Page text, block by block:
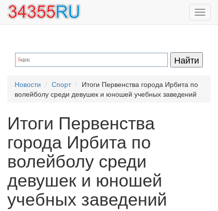
Перейти
основному
Новости Спорт
Итоги Первенства города Ирбита по
волейболу среди девушек и юношей учебных заведений
Итоги Первенства
города Ирбита по
волейболу среди
девушек и юношей
учебных заведений